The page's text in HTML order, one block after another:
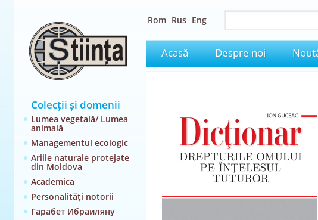
Colecții și domenii
Lumea vegetală/ Lumea
animală
Managementul ecologic
Ariile naturale protejate
din Moldova
Academica
Personalități notorii
Гарабет Ибраиляну
Rom Rus Eng
Acasă Despre noi